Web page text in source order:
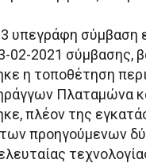
υπεγράφη σύμβαση
02-2021 σύμβασης,
η τοποθέτηση
Πλαταμώνα
πλέον της
προηγούμενων